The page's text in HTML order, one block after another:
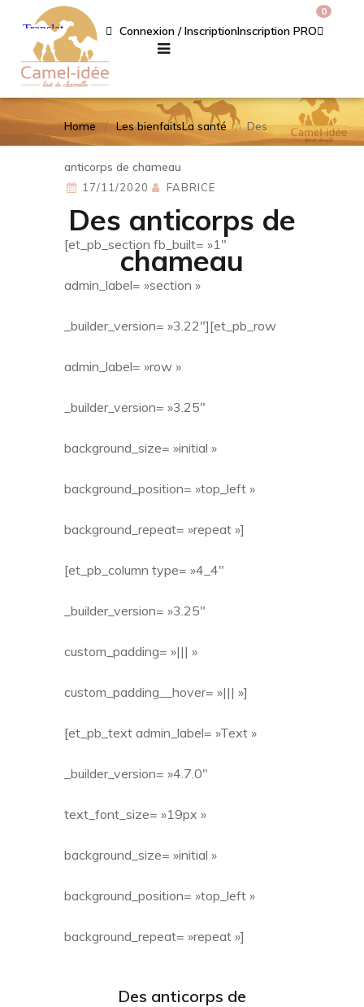
Connexion / InscriptionInscription PRO
0
Home Les bienfaitsLa santé Des
anticorps de chameau
Des anticorps de
chameau
17/11/2020 FABRICE
[et_pb_section fb_built= »1″
admin_label= »section »
_builder_version= »3.22″][et_pb_row
admin_label= »row »
_builder_version= »3.25″
background_size= »initial »
background_position= »top_left »
background_repeat= »repeat »]
[et_pb_column type= »4_4″
_builder_version= »3.25″
custom_padding= »||| »
custom_padding__hover= »||| »]
[et_pb_text admin_label= »Text »
_builder_version= »4.7.0″
text_font_size= »19px »
background_size= »initial »
background_position= »top_left »
background_repeat= »repeat »]
Des anticorps de